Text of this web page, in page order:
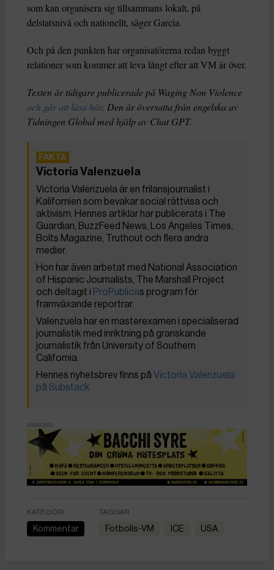
som kan organisera sig tillsammans lokalt, på
delstatsnivå och nationellt, säger Garcia.
Och på den punkten har organisatörerna redan byggt
relationer som kommer att leva långt efter att VM är över.
Texten är tidigare publicerade på Waging Non Violence
och går att läsa här. Den är översatta från engelska av
Tidningen Global med hjälp av Chat GPT.
Victoria Valenzuela
Victoria Valenzuela är en frilansjournalist i
Kalifornien som bevakar social rättvisa och
aktivism. Hennes artiklar har publicerats i The
Guardian, BuzzFeed News, Los Angeles Times,
Bolts Magazine, Truthout och flera andra
medier.
Hon har även arbetat med National Association
of Hispanic Journalists, The Marshall Project
och deltagit i ProPublicas program för
framväxande reportrar.
Valenzuela har en masterexamen i specialiserad
journalistik med inriktning på granskande
journalistik från University of Southern
California.
Hennes nyhetsbrev finns på Victoria Valenzuela
på Substack
ANNONS
KATEGORI
Kommentar
TAGGAR
fotbolls-VM ICE USA